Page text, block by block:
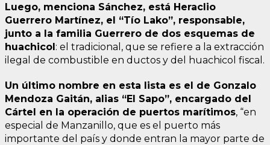
Luego, menciona Sánchez, está Heraclio
Guerrero Martínez, el “Tío Lako”, responsable,
junto a la familia Guerrero de dos esquemas de
huachicol: el tradicional, que se refiere a la extracción
ilegal de combustible en ductos y del huachicol fiscal.
Un último nombre en esta lista es el de Gonzalo
Mendoza Gaitán, alias “El Sapo”, encargado del
Cártel en la operación de puertos marítimos, “en
especial de Manzanillo, que es el puerto más
importante del país y donde entran la mayor parte de